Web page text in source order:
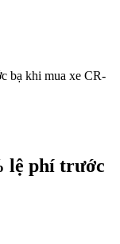
bạ khi mua xe CR-
lệ phí trước